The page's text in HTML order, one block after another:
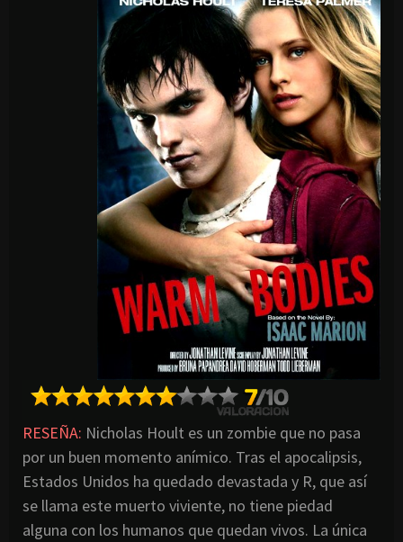
RESEÑA: Nicholas Hoult es un zombie que no pasa
por un buen momento anímico. Tras el apocalipsis,
Estados Unidos ha quedado devastada y R, que así
se llama este muerto viviente, no tiene piedad
alguna con los humanos que quedan vivos. La única